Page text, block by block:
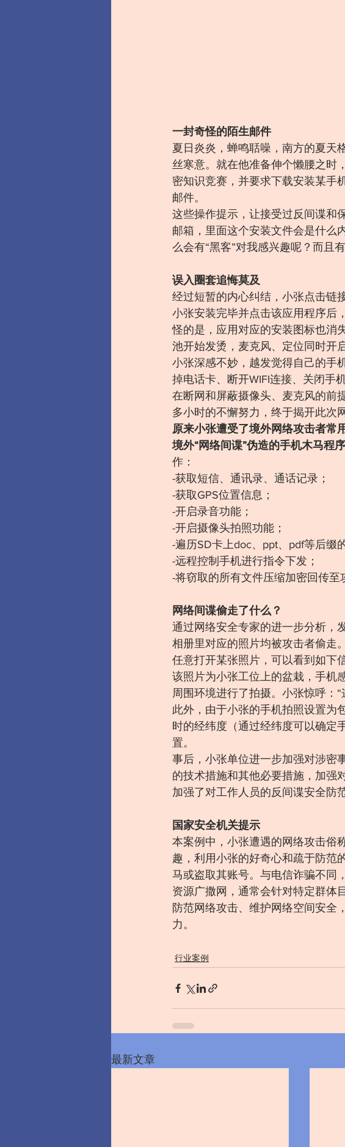
一封奇怪的陌生邮件
夏日炎炎，蝉鸣聒噪，南方的夏天
丝寒意。就在他准备伸个懒腰之时
密知识竞赛，并要求下载安装某手
邮件。
这些操作提示，让接受过反间谍和
邮箱，里面这个安装文件会是什么
么会有“黑客”对我感兴趣呢？而且
误入圈套追悔莫及
经过短暂的内心纠结，小张点击链
小张安装完毕并点击该应用程序后
怪的是，应用对应的安装图标也消
池开始发烫，麦克风、定位同时开
小张深感不妙，越发觉得自己的手
掉电话卡、断开WIFI连接、关闭手
在断网和屏蔽摄像头、麦克风的前
多小时的不懈努力，终于揭开此次
原来小张遭受了境外网络攻击者常
境外“网络间谍”伪造的手机木马程序
作：
-获取短信、通讯录、通话记录；
-获取GPS位置信息；
-开启录音功能；
-开启摄像头拍照功能；
-遍历SD卡上doc、ppt、pdf等后缀
-远程控制手机进行指令下发；
-将窃取的所有文件压缩加密回传至
网络间谍偷走了什么？
通过网络安全专家的进一步分析，
相册里对应的照片均被攻击者偷走。
任意打开某张照片，可以看到如下
该照片为小张工位上的盆栽，手机
周围环境进行了拍摄。小张惊呼：“
此外，由于小张的手机拍照设置为
时的经纬度（通过经纬度可以确定
置。
事后，小张单位进一步加强对涉密
的技术措施和其他必要措施，加强
加强了对工作人员的反间谍安全防
国家安全机关提示
本案例中，小张遭遇的网络攻击俗
趣，利用小张的好奇心和疏于防范
马或盗取其账号。与电信诈骗不同
资源广撒网，通常会针对特定群体
防范网络攻击、维护网络空间安全
力。
行业案例
最新文章